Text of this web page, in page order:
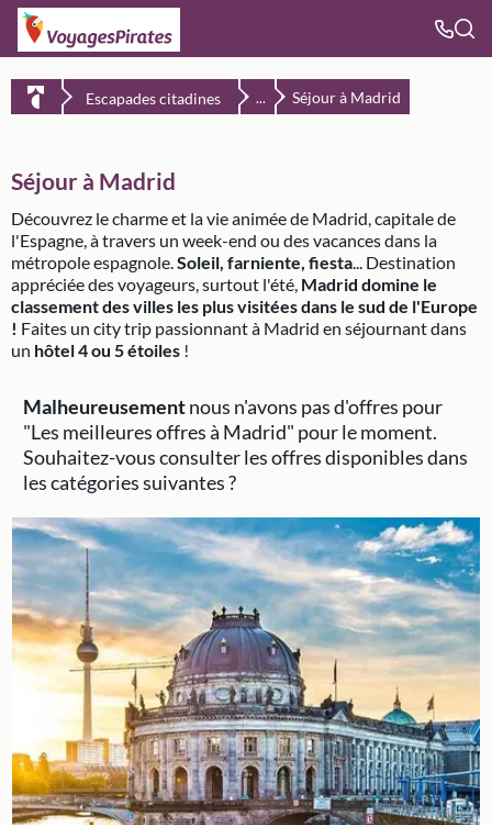
Escapades citadines ... Séjour à Madrid
Séjour à Madrid
Découvrez le charme et la vie animée de Madrid, capitale de
l'Espagne, à travers un week-end ou des vacances dans la
métropole espagnole.Soleil, farniente, fiesta... Destination
appréciée des voyageurs, surtout l'été, Madrid domine le
classement des villes les plus visitées dans le sud de l'Europe
! Faites un city trip passionnant à Madrid en séjournant dans
un hôtel 4 ou 5 étoiles !
Malheureusementnous n'avons pas d'offres pour
"Les meilleures offres à Madrid" pour le moment.
Souhaitez-vous consulter les offres disponibles dans
les catégories suivantes ?